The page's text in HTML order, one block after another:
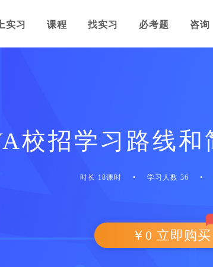
实习 课程 找实习 必考题 咨询
校招学习路线
时长 18课时 • 学习人数 36 •
￥0 立即购买